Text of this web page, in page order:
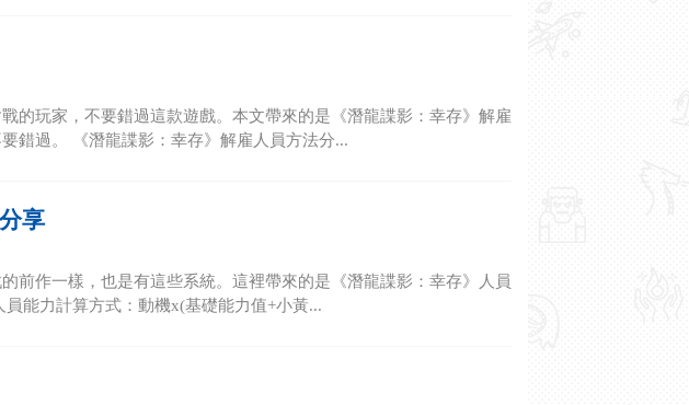
的玩家，不要錯過這款遊戲。本文帶來的是《潛龍諜影：幸存》解雇
錯過。 《潛龍諜影：幸存》解雇人員方法分...
享
前作一樣，也是有這些系統。這裡帶來的是《潛龍諜影：幸存》人員
能力計算方式：動機x(基礎能力值+小黃...